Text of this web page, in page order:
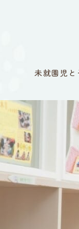
未就園児